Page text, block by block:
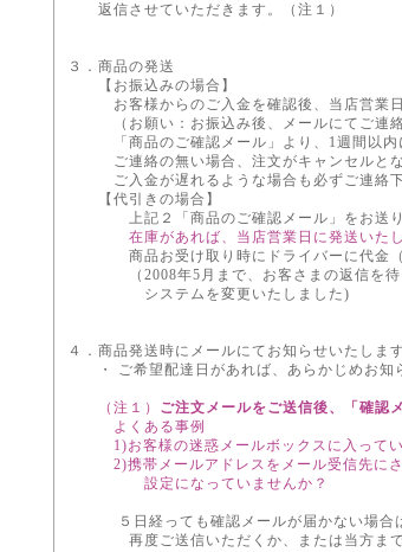
返信させていただきます。（注１）
３．商品の発送
【お振込みの場合】
お客様からのご入金を確認後、当店営業日
（お願い：お振込み後、メールにてご連絡
「商品のご確認メール」より、1週間以内
ご連絡の無い場合、注文がキャンセルとな
ご入金が遅れるような場合も必ずご連絡下
【代引きの場合】
上記２「商品のご確認メール」をお送り
在庫があれば、当店営業日に発送いたし
商品お受け取り時にドライバーに代金（代
（2008年5月まで、お客さまの返信を待っ
システムを変更いたしました)
４．商品発送時にメールにてお知らせいたします
・ ご希望配達日があれば、あらかじめお知
（注１）
ご注文メールをご送信後、「確認
よくある事例
1)お客様の迷惑メールボックスに入ってい
2)携帯メールアドレスをメール受信先にさ
設定になっていませんか？
５日経っても確認メールが届かない場合
再度ご送信いただくか、または当方まで